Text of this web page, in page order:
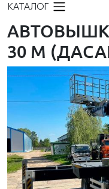
КАТАЛОГ
АВТОВЫШКА
30 М